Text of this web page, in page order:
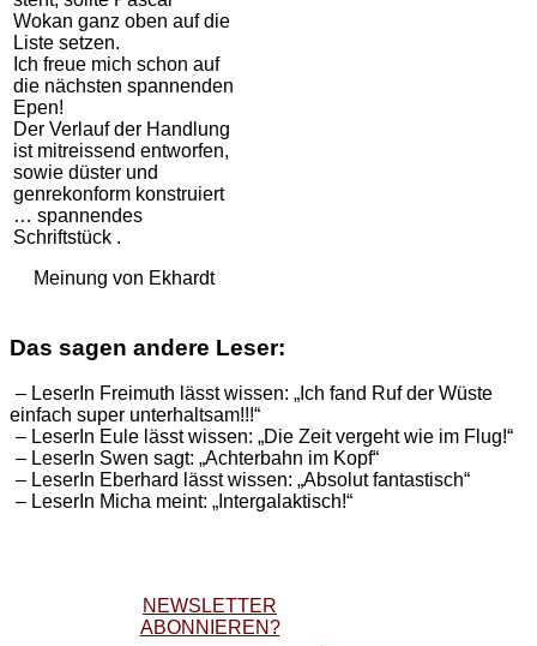
Wokan ganz oben auf die
Liste setzen.
Ich freue mich schon auf
die nächsten spannenden
Epen!
Der Verlauf der Handlung
ist mitreissend entworfen,
sowie düster und
genrekonform konstruiert
… spannendes
Schriftstück .
Meinung von Ekhardt
Das sagen andere Leser:
– LeserIn Freimuth lässt wissen: „Ich fand Ruf der Wüste
einfach super unterhaltsam!!!“
– LeserIn Eule lässt wissen: „Die Zeit vergeht wie im Flug!“
– LeserIn Swen sagt: „Achterbahn im Kopf“
– LeserIn Eberhard lässt wissen: „Absolut fantastisch“
– LeserIn Micha meint: „Intergalaktisch!“
NEWSLETTER
ABONNIEREN?